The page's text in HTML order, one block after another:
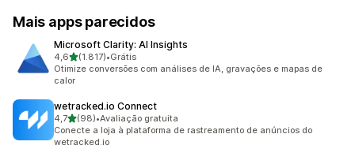
Mais apps parecidos
Microsoft Clarity: AI Insights
4,6de 5 estrelas
(1.817)
1817 avaliações ao todo
•Grátis
Otimize conversões com análises de IA, gravações e mapas de
calor
wetracked.io Connect
4,7de 5 estrelas
(98)
98 avaliações ao todo
•Avaliação gratuita
Conecte a loja à plataforma de rastreamento de anúncios do
wetracked.io